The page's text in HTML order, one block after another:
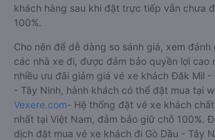
khách hàng sau khi đặt trực tiếp vẫn chưa
100%.
Cho nên để dễ dàng so sánh giá, xem
các nhà xe đi, được đảm bảo quyền lợi cao
nhiều ưu đãi giảm giá vé xe khách Đăk Mil -
- Tây Ninh, hành khách có thể đặt mua tại
Vexere.com- Hệ thống đặt vé xe khách
nhất tại Việt Nam, đảm bảo giữ chỗ 100%.
dịch đặt mua vé xe khách đi Gò Dầu - Tây